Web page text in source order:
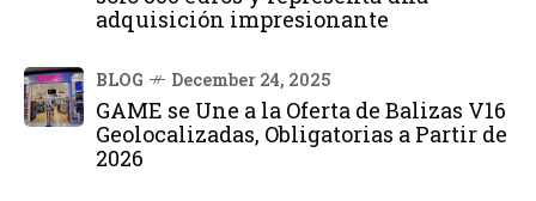
adquisición impresionante
BLOG December 24, 2025
GAME se Une a la Oferta de Balizas V16
Geolocalizadas, Obligatorias a Partir de
2026